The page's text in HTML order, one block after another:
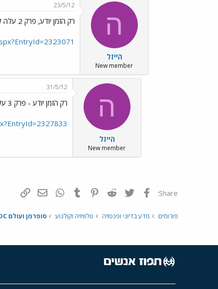
ה
הייזל
New member
23/5/12
רק הזמן יודע, פרק 2 עלה לבלוג
ה
הייזל
New member
31/5/12
רק הזמן יודע - פרק 3 עלה לבלוג.
Share: פייסבוק Twitter
Reddit
Pinterest
Tumblr
WhatsAppדואר אלקטרוני
פורומים מדע בדיוני ופנטזיה טלוויזיה וקולנוע סופרמן ועולם DC